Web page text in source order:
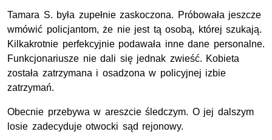
Tamara S. była zupełnie zaskoczona. Próbowała jeszcze
wmówić policjantom, że nie jest tą osobą, której szukają.
Kilkakrotnie perfekcyjnie podawała inne dane personalne.
Funkcjonariusze nie dali się jednak zwieść. Kobieta
została zatrzymana i osadzona w policyjnej izbie
zatrzymań.
Obecnie przebywa w areszcie śledczym. O jej dalszym
losie zadecyduje otwocki sąd rejonowy.